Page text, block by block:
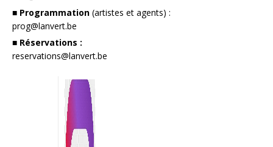
■ Programmation (artistes et agents) :
prog@lanvert.be
■ Réservations :
reservations@lanvert.be